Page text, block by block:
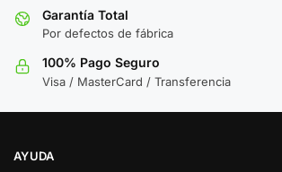
Garantía Total
Por defectos de fábrica
100% Pago Seguro
Visa / MasterCard / Transferencia
AYUDA